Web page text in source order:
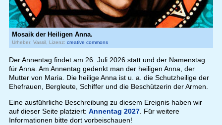
Mosaik der Heiligen Anna.
Urheber: Vassil, Lizenz: creative commons
Der Annentag findet am 26. Juli 2026 statt und der Namenstag
für Anna. Am Annentag gedenkt man der heiligen Anna, der
Mutter von Maria. Die heilige Anna ist u. a. die Schutzheilige der
Ehefrauen, Bergleute, Schiffer und die Beschützerin der Armen.
Eine ausführliche Beschreibung zu diesem Ereignis haben wir
auf dieser Seite platziert: Annentag 2027. Für weitere
Informationen bitte dort vorbeischauen!